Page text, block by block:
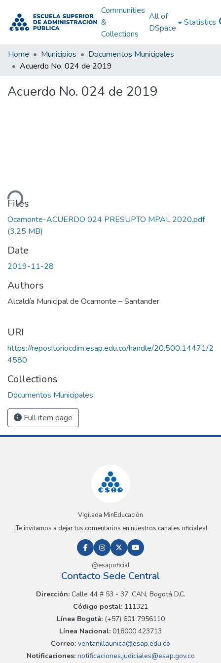
Communities
&
Collections
All of
DSpace
Statistics
Home Municipios
Documentos Municipales
Acuerdo No. 024 de 2019
Acuerdo No. 024 de 2019
Files
Ocamonte-ACUERDO 024 PRESUPTO MPAL 2020.pdf
(3.25 MB)
Date
2019-11-28
Authors
Alcaldía Municipal de Ocamonte – Santander
URI
https://repositoriocdim.esap.edu.co/handle/20.500.14471/2
4580
Collections
Documentos Municipales
Full item page
Vigilada MinEducación
¡Te invitamos a dejar tus comentarios en nuestros canales oficiales!
@esapoficial
Contacto Sede Central
Dirección:Calle 44 # 53 - 37, CAN, Bogotá D.C.
Código postal: 111321
Línea Bogotá:(+57) 601 7956110
Línea Nacional: 018000 423713
Correo: ventanillaunica@esap.edu.co
Notificaciones:notificaciones.judiciales@esap.gov.co